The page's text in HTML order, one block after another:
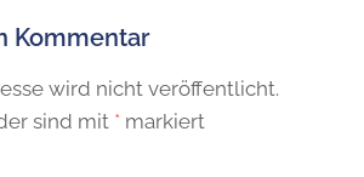
Kommentar
wird nicht veröffentlicht.
sind mit * markiert